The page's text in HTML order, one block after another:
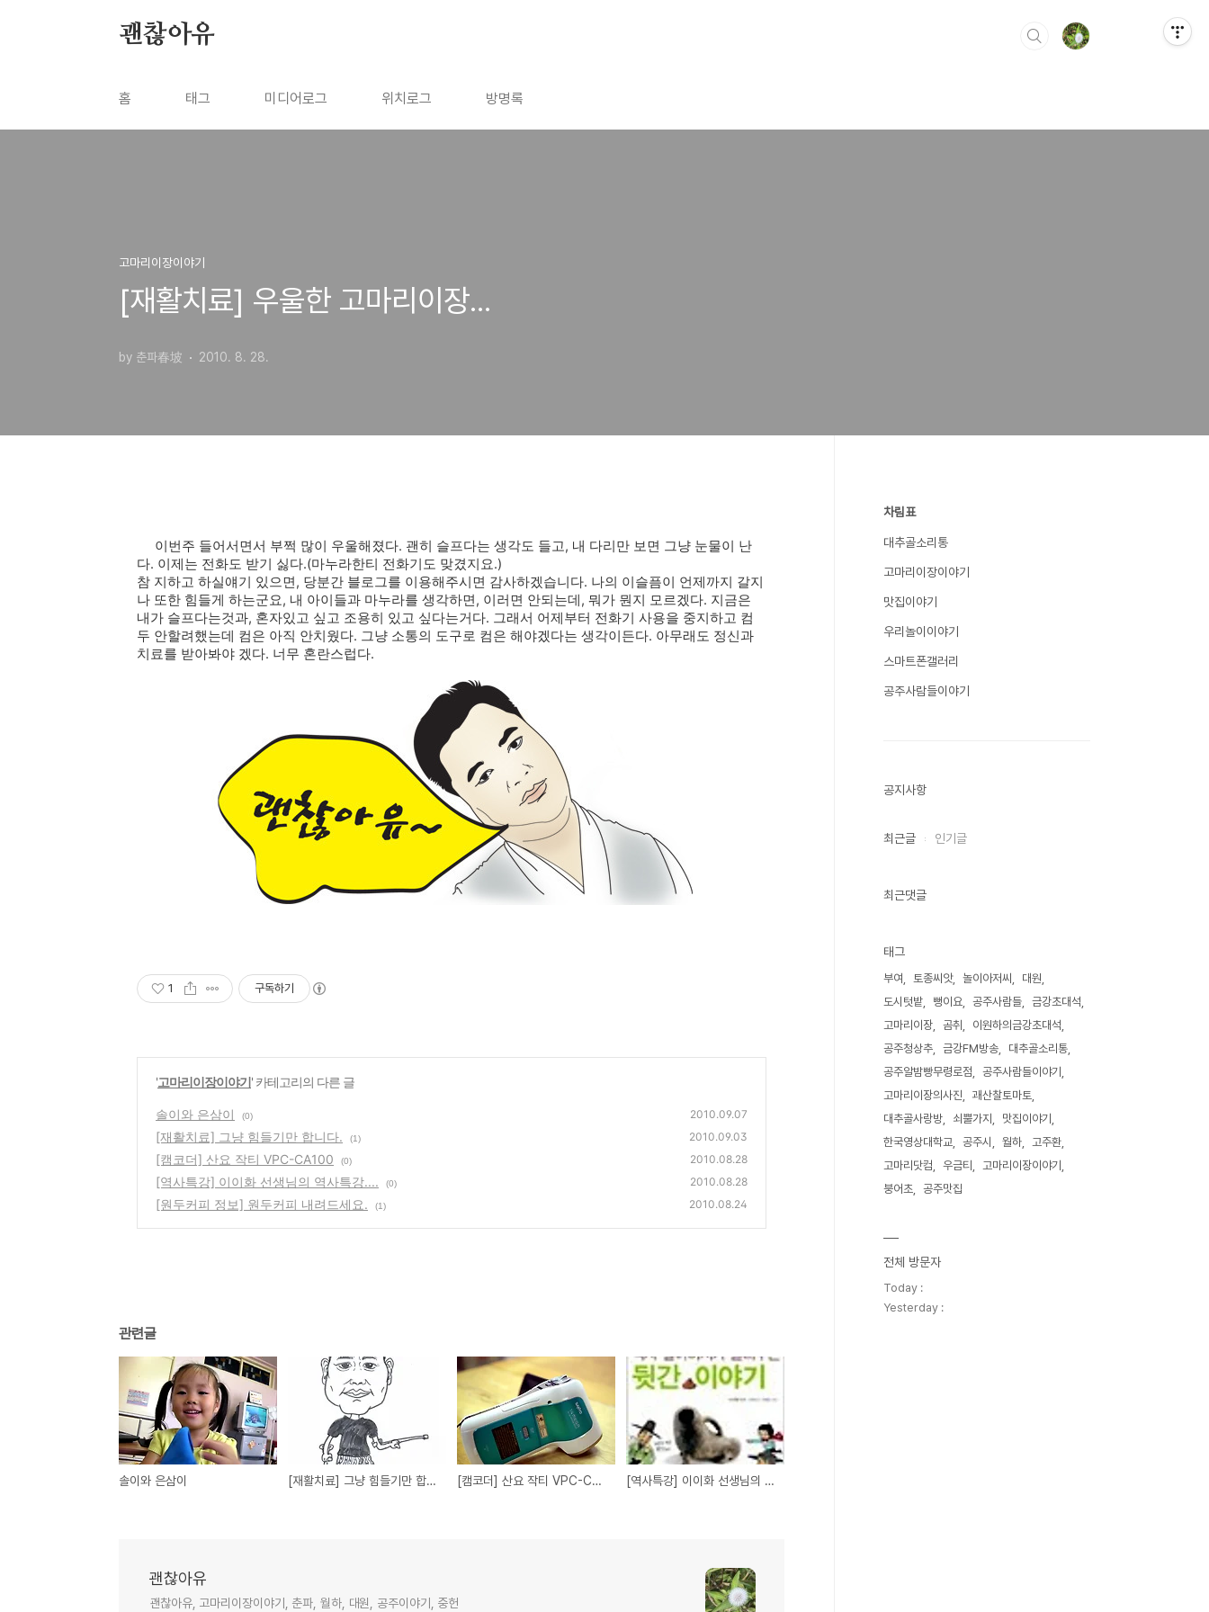
괜찮아유
홈 태그 미디어로그 위치로그 방명록
고마리이장이야기
[재활치료] 우울한 고마리이장...
by 춘파春坡 2010. 8. 28.
이번주 들어서면서 부쩍 많이 우울해졌다. 괜히 슬프다는 생각도 들고, 내 다리만 보면 그냥 눈물이 난
다. 이제는 전화도 받기 싫다.(마누라한티 전화기도 맞겼지요.)
참 지하고 하실얘기 있으면, 당분간 블로그를 이용해주시면 감사하겠습니다. 나의 이슬픔이 언제까지 갈지
나 또한 힘들게 하는군요, 내 아이들과 마누라를 생각하면, 이러면 안되는데, 뭐가 뭔지 모르겠다. 지금은
내가 슬프다는것과, 혼자있고 싶고 조용히 있고 싶다는거다. 그래서 어제부터 전화기 사용을 중지하고 컴
두 안할려했는데 컴은 아직 안치웠다. 그냥 소통의 도구로 컴은 해야겠다는 생각이든다. 아무래도 정신과
치료를 받아봐야 겠다. 너무 혼란스럽다.
1 구독하기
'고마리이장이야기' 카테고리의 다른 글
솔이와 은삼이 (0) 2010.09.07
[재활치료] 그냥 힘들기만 합니다. (1) 2010.09.03
[캠코더] 산요 작티 VPC-CA100 (0) 2010.08.28
[역사특강] 이이화 선생님의 역사특강.... (0) 2010.08.28
[원두커피 정보] 원두커피 내려드세요. (1) 2010.08.24
관련글
솔이와 은삼이 [재활치료] 그냥 힘들기만 합니다. [캠코더] 산요 작티 VPC-CA100 [역사특강] 이이화 선생님의 역사특강....
괜찮아유
괜찮아유, 고마리이장이야기, 춘파, 월하, 대원, 공주이야기, 중헌
차림표
대추골소리통
고마리이장이야기
맛집이야기
우리놀이이야기
스마트폰갤러리
공주사람들이야기
공지사항
최근글 인기글
최근댓글
태그
부여 토종씨앗 놀이아저씨
대원
도시텃밭
뻥이요 공주사람들
금강초대석
고마리이장
곰취
이원하의금강초대석
공주청상추
금강FM방송
대추골소리통
공주알밤빵무령로점
공주사람들이야기
고마리이장의사진
괘산찰토마토
대추골사랑방
쇠뿔가지
맛집이야기
한국영상대학교
공주시 월하
고주환
고마리닷컴
우금티
고마리이장이야기
붕어초
공주맛집
전체 방문자
Today :
Yesterday :